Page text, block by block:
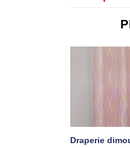
Draperie